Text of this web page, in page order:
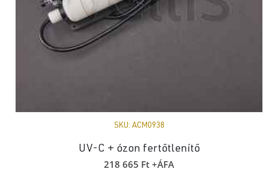
SKU: ACM0938
UV-C + ózon fertőtlenítő
218 665 Ft +ÁFA